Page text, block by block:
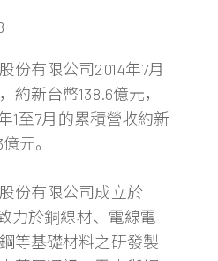
份有限公司2014年7月
約新台幣138.6億元，
1至7月的累積營收約新
元。
份有限公司成立於
力於銅線材、電線電
等基礎材料之研發製